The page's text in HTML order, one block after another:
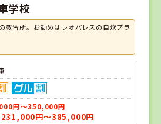
学校
教習所。お勧めはレオパレスの自炊プラ
円～350,000円
231,000円～385,000円